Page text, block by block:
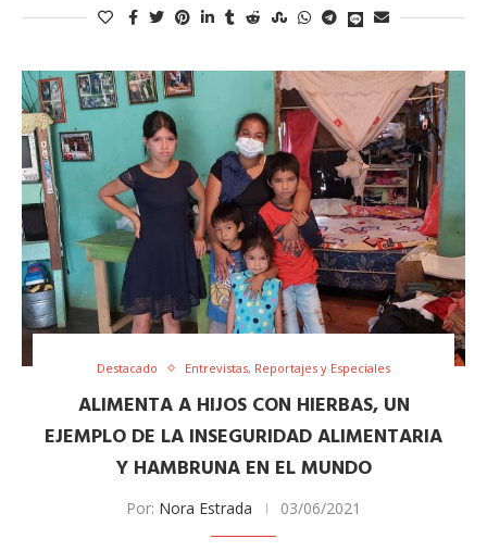
Destacado Entrevistas, Reportajes y Especiales
ALIMENTA A HIJOS CON HIERBAS, UN
EJEMPLO DE LA INSEGURIDAD ALIMENTARIA
Y HAMBRUNA EN EL MUNDO
Por: Nora Estrada 03/06/2021